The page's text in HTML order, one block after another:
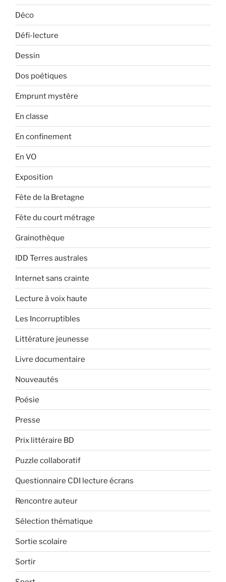
Déco
Défi-lecture
Dessin
Dos poétiques
Emprunt mystère
En classe
En confinement
En VO
Exposition
Fête de la Bretagne
Fête du court métrage
Grainothèque
IDD Terres australes
Internet sans crainte
Lecture à voix haute
Les Incorruptibles
Littérature jeunesse
Livre documentaire
Nouveautés
Poésie
Presse
Prix littéraire BD
Puzzle collaboratif
Questionnaire CDI lecture écrans
Rencontre auteur
Sélection thématique
Sortie scolaire
Sortir